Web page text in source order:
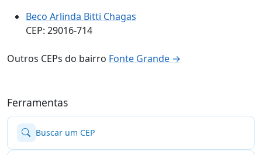
Beco Arlinda Bitti Chagas
CEP: 29016-714
Outros CEPs do bairro Fonte Grande →
Ferramentas
Buscar um CEP